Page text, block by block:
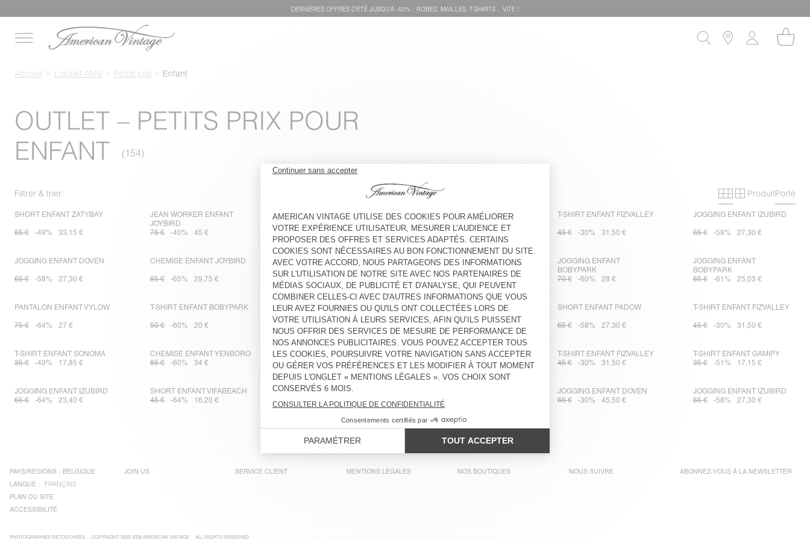
DERNIÈRES OFFRES D'ÉTÊ JUSQU'À -50% : ROBES, MAILLES, T-SHIRTS... VITE !
Accueil L'outlet AMV Petits prix Enfant
OUTLET – PETITS PRIX POUR
ENFANT
Filtrer & trier Grille primaire
Grille
ProduitPorté
SHORT ENFANT ZATYBAY
65 € -49% 33,15 €
JEAN WORKER ENFANT
JOYBIRD
75 €
-40% 45 €
CASQUETTE ENFANT
SNOPDOG - 20 YEARS
40 €
-30% 28 €
T-SHIRT ENFANT POBSBURY
45 € -49% 22,95 €
T-SHIRT ENFANT FIZVALLEY
45 € -30% 31,50 €
JOGGING ENFANT IZUBIRD
65 € -58% 27,30 €
JOGGING ENFANT DOVEN
65 € -58% 27,30 €
CHEMISE ENFANT JOYBIRD
85 € -65% 29,75 €
LEGGING ENFANT PUMBO
45 € -65% 15,75 €
T-SHIRT ENFANT FIZVALLEY
55 € -30% 38,50 €
JOGGING ENFANT
BOBYPARK
70 €
-60% 28 €
JOGGING ENFANT
BOBYPARK
65 €
-61% 25,03 €
PANTALON ENFANT VYLOW
75 € -64% 27 €
T-SHIRT ENFANT BOBYPARK
50 € -60% 20 €
JOGGING ENFANT
BOBYPARK
PANTALON ENFANT
YENBORO
80 €
-60%
SHORT ENFANT PADOW
65 € -58% 27,30 €
T-SHIRT ENFANT FIZVALLEY
45 € -30% 31,50 €
T-SHIRT ENFANT SONOMA
35 €
-49% 17,85 €
CHEMISE ENFANT YENBORO
85 €
-60% 34 €
SWEAT ENFANT ITONAY
70 €
-51% 34,30 €
JOGGING ENFANT DOVEN
65 €
-51% 31,85 €
T-SHIRT ENFANT FIZVALLEY
45 €
-30% 31,50 €
T-SHIRT ENFANT GAMIPY
35 €
-51% 17,15 €
JOGGING ENFANT IZUBIRD
65 €
-64% 23,40 €
SHORT ENFANT VIFABEACH
45 €
-64% 16,20 €
T-SHIRT ENFANT FIZVALLEY
40 €
-58% 16,80 €
40 €
-58%
JOGGING ENFANT DOVEN
65 €
-30% 45,50 €
JOGGING ENFANT IZUBIRD
65 €
-58% 27,30 €
PAYS/RÉGIONS : BELGIQUE
LANGUE :
FRANÇAIS
PLAN DU SITE
ACCESSIBILITÉ
JOIN US SERVICE CLIENT MENTIONS LÉGALES NOS BOUTIQUES NOUS SUIVRE ABONNEZ-VOUS À LA NEWSLETTER
PHOTOGRAPHIES RETOUCHÉES COPYRIGHT 2025-2026 AMERICAN VINTAGE ALL RIGHTS RESERVED